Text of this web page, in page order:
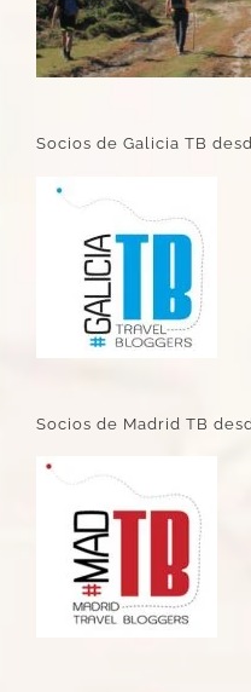
Socios de Galicia TB
Socios de Madrid TB